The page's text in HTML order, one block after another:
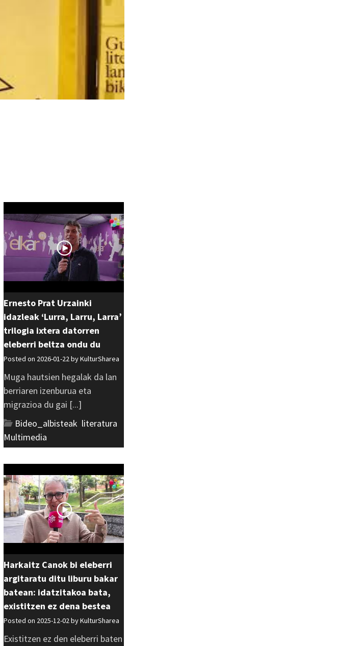
Ernesto Prat Urzainki
idazleak ‘Lurra, Larru, Larra’
trilogia ixtera datorren
eleberri beltza ondu du
Posted on 2026-01-22 byKulturSharea
Muga hautsien hegalak da lan
berriaren izenburua eta
migrazioa du gai [...]
Bideo_albisteak literatura
Multimedia
Harkaitz Canok bi eleberri
argitaratu ditu liburu bakar
batean: idatzitakoa bata,
existitzen ez dena bestea
Posted on 2025-12-02 byKulturSharea
Existitzen ez den eleberri baten